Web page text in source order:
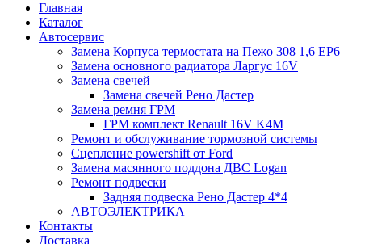
Главная
Каталог
Автосервис
Замена Корпуса термостата на Пежо 308 1,6 EP6
Замена основного радиатора Ларгус 16V
Замена свечей
Замена свечей Рено Дастер
Замена ремня ГРМ
ГРМ комплект Renault 16V K4M
Ремонт и обслуживание тормозной системы
Сцепление powershift от Ford
Замена масянного поддона ДВС Logan
Ремонт подвески
Задняя подвеска Рено Дастер 4*4
АВТОЭЛЕКТРИКА
Контакты
Доставка